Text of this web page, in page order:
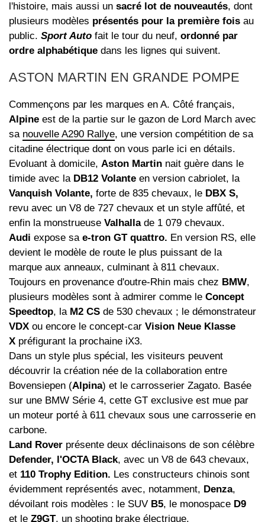
l'histoire, mais aussi un sacré lot de nouveautés, dont
plusieurs modèles présentés pour la première fois au
public. Sport Auto fait le tour du neuf, ordonné par
ordre alphabétique dans les lignes qui suivent.
ASTON MARTIN EN GRANDE POMPE
Commençons par les marques en A. Côté français,
Alpine est de la partie sur le gazon de Lord March avec
sa nouvelle A290 Rallye, une version compétition de sa
citadine électrique dont on vous parle ici en détails.
Evoluant à domicile, Aston Martin nait guère dans le
timide avec la DB12 Volante en version cabriolet, la
Vanquish Volante, forte de 835 chevaux, le DBX S,
revu avec un V8 de 727 chevaux et un style affûté, et
enfin la monstrueuse Valhallade 1 079 chevaux.
Audi expose sa e-tron GT quattro. En version RS, elle
devient le modèle de route le plus puissant de la
marque aux anneaux, culminant à 811 chevaux.
Toujours en provenance d'outre-Rhin mais chez BMW,
plusieurs modèles sont à admirer comme le Concept
Speedtop, la M2 CS de 530 chevaux ; le démonstrateur
VDX ou encore le concept-car Vision Neue Klasse
X préfigurant la prochaine iX3.
Dans un style plus spécial, les visiteurs peuvent
découvrir la création née de la collaboration entre
Bovensiepen (Alpina) et le carrosserier Zagato. Basée
sur une BMW Série 4, cette GT exclusive est mue par
un moteur porté à 611 chevaux sous une carrosserie en
carbone.
Land Rover présente deux déclinaisons de son célèbre
Defender, l'OCTA Black, avec un V8 de 643 chevaux,
et 110 Trophy Edition. Les constructeurs chinois sont
évidemment représentés avec, notamment, Denza,
dévoilant rois modèles : le SUV B5, le monospace D9
et le Z9GT, un shooting brake électrique.